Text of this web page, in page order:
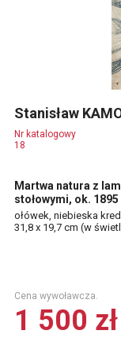
Stanisław
Nr katalogowy
18
Martwa natura z
stołowymi, ok. 1895
ołówek, niebieska
31,8 x 19,7 cm (w
Cena wywoławcza.
1 500 zł